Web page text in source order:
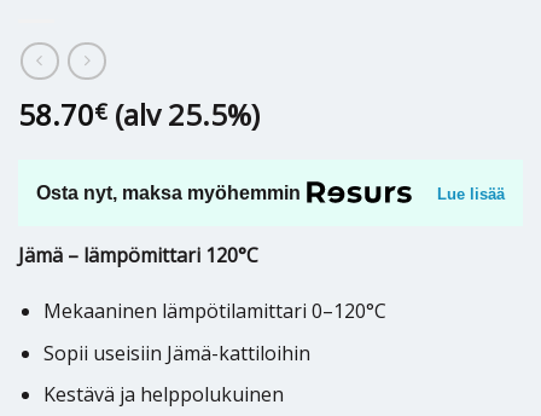
58.70€ (alv 25.5%)
Osta nyt, maksa myöhemmin Lue lisää
Jämä – lämpömittari 120°C
Mekaaninen lämpötilamittari 0–120°C
Sopii useisiin Jämä-kattiloihin
Kestävä ja helppolukuinen